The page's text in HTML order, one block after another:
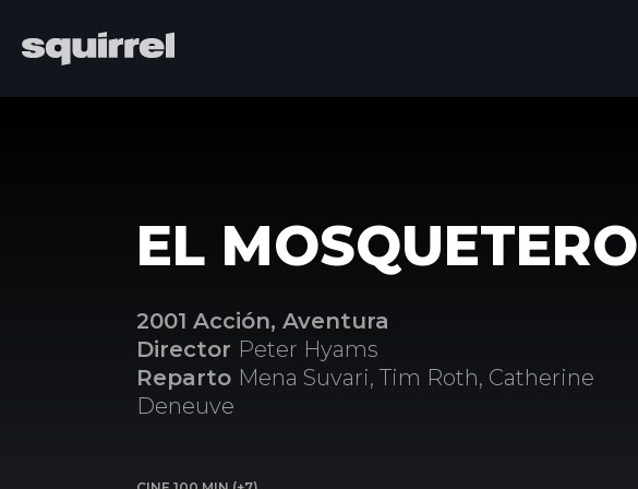
EL MOSQUETERO
2001 Acción, Aventura
Director Peter Hyams
Reparto Mena Suvari, Tim Roth, Catherine
Deneuve